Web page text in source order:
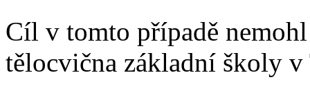
Cíl v tomto případě
tělocvična základní školy